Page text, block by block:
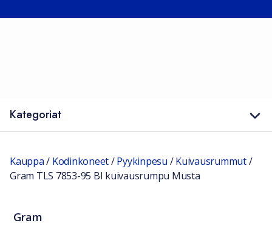
Kategoriat
Kauppa/ Kodinkoneet/Pyykinpesu /Kuivausrummut/
Gram TLS 7853-95 BI kuivausrumpu Musta
Gram